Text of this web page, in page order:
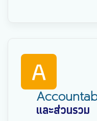
A
และส่วนรวม